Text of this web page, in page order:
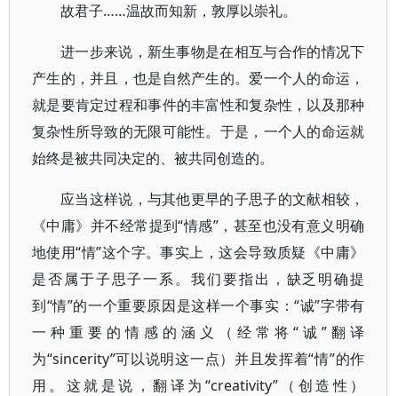
故君子……温故而知新，敦厚以崇礼。
进一步来说，新生事物是在相互与合作的情况下
产生的，并且，也是自然产生的。爱一个人的命运，
就是要肯定过程和事件的丰富性和复杂性，以及那种
复杂性所导致的无限可能性。于是，一个人的命运就
始终是被共同决定的、被共同创造的。
应当这样说，与其他更早的子思子的文献相较，
《中庸》并不经常提到“情感”，甚至也没有意义明确
地使用“情”这个字。事实上，这会导致质疑《中庸》
是否属于子思子一系。我们要指出，缺乏明确提
到“情”的一个重要原因是这样一个事实：“诚”字带有
一种重要的情感的涵义（经常将“诚”翻译
为“sincerity”可以说明这一点）并且发挥着“情”的作
用。这就是说，翻译为“creativity”（创造性）